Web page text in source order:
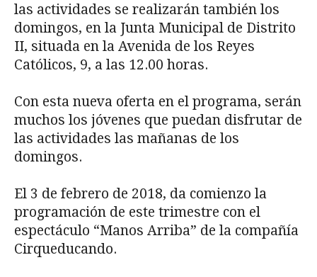
las actividades se realizarán también los
domingos, en la Junta Municipal de Distrito
II, situada en la Avenida de los Reyes
Católicos, 9, a las 12.00 horas.
Con esta nueva oferta en el programa, serán
muchos los jóvenes que puedan disfrutar de
las actividades las mañanas de los
domingos.
El 3 de febrero de 2018, da comienzo la
programación de este trimestre con el
espectáculo “Manos Arriba” de la compañía
Cirqueducando.